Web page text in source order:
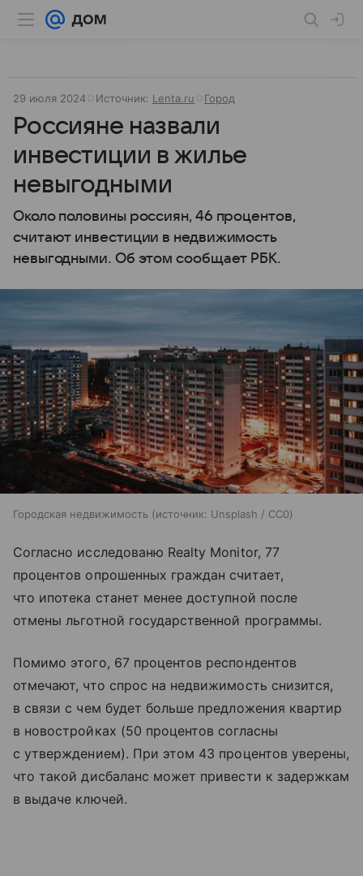
29 июля 2024 Источник: Lenta.ru Город
Россияне назвали
инвестиции в жилье
невыгодными
Около половины россиян, 46 процентов,
считают инвестиции в недвижимость
невыгодными. Об этом сообщает РБК.
Городская недвижимость источник: Unsplash / CC0
Согласно исследованю Realty Monitor, 77
процентов опрошенных граждан считает,
что ипотека станет менее доступной после
отмены льготной государственной программы.
Помимо этого, 67 процентов респондентов
отмечают, что спрос на недвижимость снизится,
в связи с чем будет больше предложения квартир
в новостройках (50 процентов согласны
с утверждением). При этом 43 процентов уверены,
что такой дисбаланс может привести к задержкам
в выдаче ключей.